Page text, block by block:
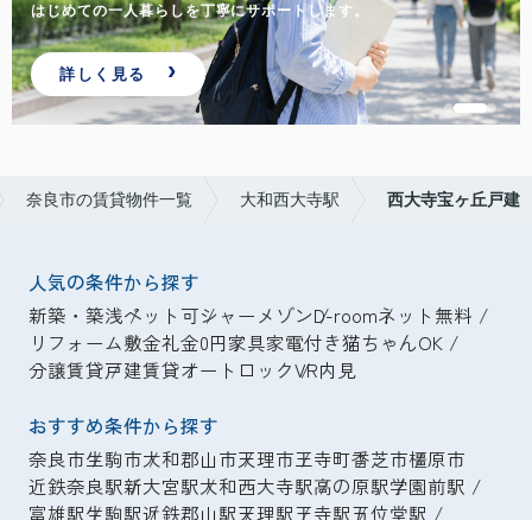
はじめての一人暮らしを丁寧にサポートします。
詳しく見る
奈良市の賃貸物件一覧 大和西大寺駅 西大寺宝ヶ丘戸建
人気の条件から探す
新築・築浅ペット可シャーメゾンD-roomネット無料
リフォーム敷金礼金0円家具家電付き猫ちゃんOK
分譲賃貸戸建賃貸オートロックVR内見
おすすめ条件から探す
奈良市生駒市大和郡山市天理市王寺町香芝市橿原市
近鉄奈良駅新大宮駅大和西大寺駅高の原駅学園前駅
富雄駅生駒駅近鉄郡山駅天理駅王寺駅五位堂駅